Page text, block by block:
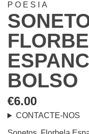
POESIA
BOLSO
€6.00
CONTACTE-NOS